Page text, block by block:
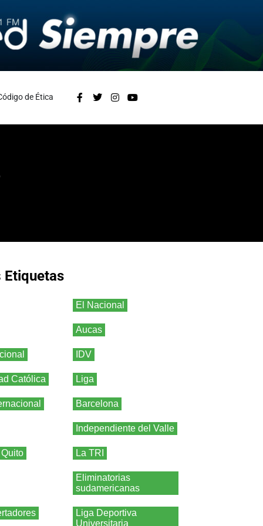
de Ética
Etiquetas
El Nacional
Aucas
IDV
Católica Liga
Barcelona
Independiente del Valle
La TRI
Eliminatorias
sudamericanas
Liga Deportiva
Universitaria